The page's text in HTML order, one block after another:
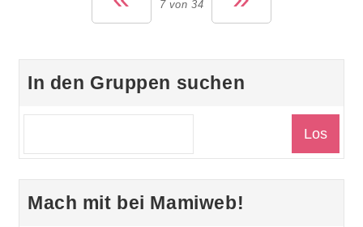
7 von 34
In den Gruppen suchen
Mach mit bei Mamiweb!